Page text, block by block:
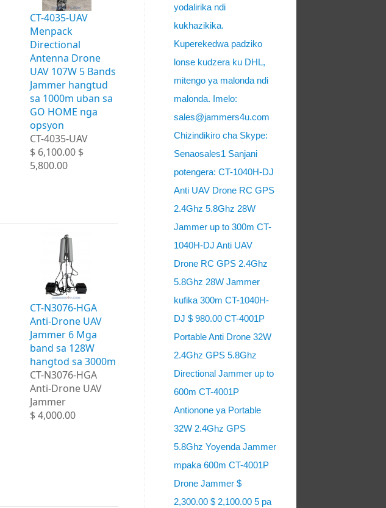
CT-4035-UAV
Menpack
Directional
Antenna Drone
UAV 107W 5 Bands
Jammer hangtud
sa 1000m uban sa
GO HOME nga
opsyon
CT-4035-UAV
$ 6,100.00 $
5,800.00
CT-N3076-HGA ​​
Anti-Drone UAV
Jammer 6 Mga
band sa 128W
hangtod sa 3000m
CT-N3076-HGA ​​
Anti-Drone UAV
Jammer
$ 4,000.00
yodalirika ndi
kukhazikika.
Kuperekedwa padziko
lonse kudzera ku DHL,
mitengo ya malonda ndi
malonda. Imelo:
sales@jammers4u.com
Chizindikiro cha Skype:
Senaosales1 Sanjani
potengera: CT-1040H-DJ
Anti UAV Drone RC GPS
2.4Ghz 5.8Ghz 28W
Jammer up to 300m CT-
1040H-DJ Anti UAV
Drone RC GPS 2.4Ghz
5.8Ghz 28W Jammer
kufika 300m CT-1040H-
DJ $ 980.00 CT-4001P
Portable Anti Drone 32W
2.4Ghz GPS 5.8Ghz
Directional Jammer up to
600m CT-4001P
Antionone ya Portable
32W 2.4Ghz GPS
5.8Ghz Yoyenda Jammer
mpaka 600m CT-4001P
Drone Jammer $
2,300.00 $ 2,100.00 5 pa